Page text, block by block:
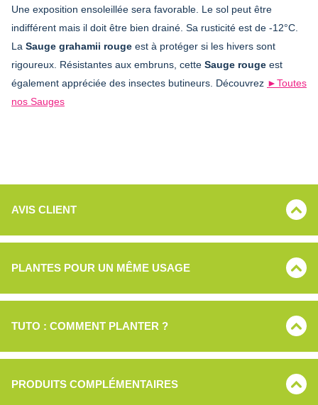
Une exposition ensoleillée sera favorable. Le sol peut être
indifférent mais il doit être bien drainé. Sa rusticité est de -12°C.
La Sauge grahamii rouge est à protéger si les hivers sont
rigoureux. Résistantes aux embruns, cette Sauge rouge est
également appréciée des insectes butineurs. Découvrez ►Toutes
nos Sauges
AVIS CLIENT
PLANTES POUR UN MÊME USAGE
TUTO : COMMENT PLANTER ?
PRODUITS COMPLÉMENTAIRES